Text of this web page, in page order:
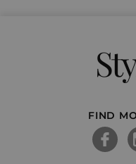
FIND